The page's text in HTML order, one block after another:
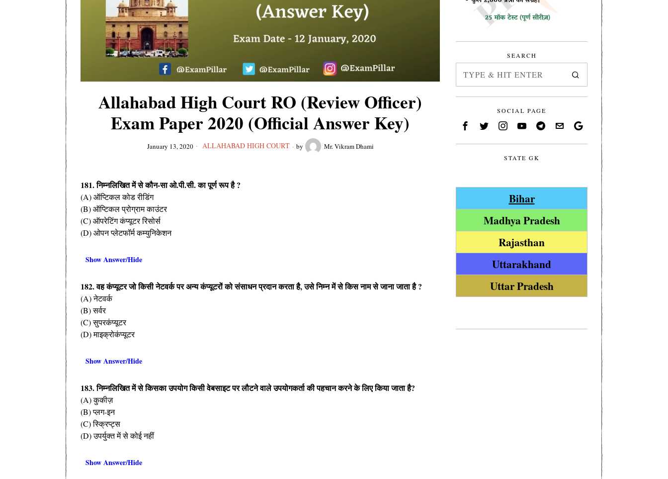
Allahabad High Court RO (Review Officer)
Exam Paper 2020 (Official Answer Key)
January 13, 2020 ALLAHABAD HIGH COURT by Mr. Vikram Dhami
181. निम्नलिखित में से कौन-सा ओ.पी.सी. का पूर्ण रूप है ?
(A) ऑप्टिकल कोड रीडिंग
(B) ऑप्टिकल प्रोग्राम काउंटर
(C) ऑपरेटिंग कंप्यूटर रिसोर्स
(D) ओपन प्लेटफॉर्म कम्युनिकेशन
Show Answer/Hide
182. वह कंप्यूटर जो किसी नेटवर्क पर अन्य कंप्यूटरों को संसाधन प्रदान करता है, उसे निम्न में से किस नाम से जाना जाता है ?
(A) नेटवर्क
(B) सर्वर
(C) सुपरकंप्यूटर
(D) माइक्रोकंप्यूटर
Show Answer/Hide
183. निम्नलिखित में से किसका उपयोग किसी वेबसाइट पर लौटने वाले उपयोगकर्ता की पहचान करने के लिए किया जाता है?
(A) कुकीज़
(B) प्लग-इन
(C) स्क्रिप्ट्स
(D) उपर्युक्त में से कोई नहीं
Show Answer/Hide
SEARCH
SOCIAL PAGE
STATE GK
Bihar
Madhya Pradesh
Rajasthan
Uttarakhand
Uttar Pradesh